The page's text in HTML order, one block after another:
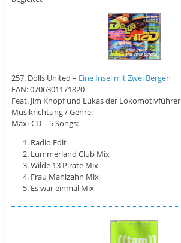
257. Dolls United – Eine Insel mit Zwei Bergen
EAN: 0706301171820
Feat. Jim Knopf und Lukas der Lokomotivführer
Musikrichtung / Genre:
Maxi-CD – 5 Songs:
Radio Edit
Lummerland Club Mix
Wilde 13 Pirate Mix
Frau Mahlzahn Mix
Es war einmal Mix